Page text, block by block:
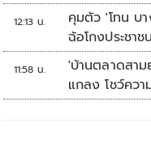
12:13 น.
คุมตัว 'โทน บ
ฉ้อโกงประชา
สู้คดี
11:58 น.
'บ้านตลาดสา
แกลง โชว์คว
ระยอง